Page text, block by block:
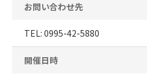
お問い合わせ先
TEL: 0995-42-5880
開催日時